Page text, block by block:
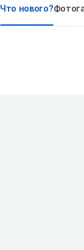
Что нового?